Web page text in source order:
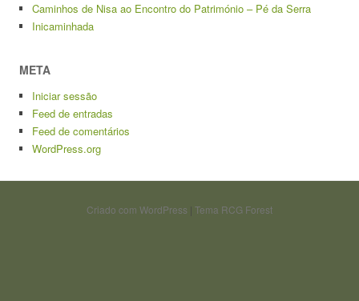
Caminhos de Nisa ao Encontro do Património – Pé da Serra
Inicaminhada
META
Iniciar sessão
Feed de entradas
Feed de comentários
WordPress.org
Criado com WordPress | Tema RCG Forest